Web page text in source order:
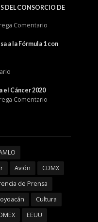
DEL CONSORCIO DE
Comentario
a la Fórmula 1 con
el Cáncer 2020
Comentario
Avión
CDMX
de Prensa
Cultura
EEUU